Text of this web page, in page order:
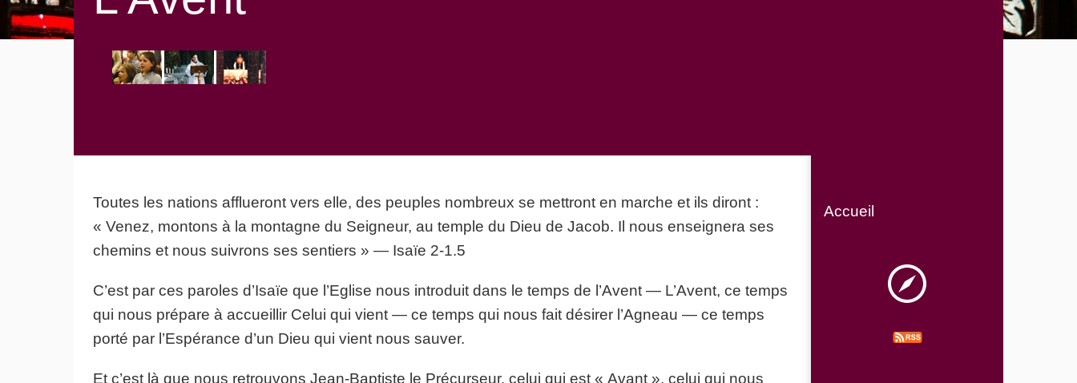
Toutes les nations afflueront vers elle, des peuples nombreux se mettront en marche et ils diront :
« Venez, montons à la montagne du Seigneur, au temple du Dieu de Jacob. Il nous enseignera ses
chemins et nous suivrons ses sentiers » — Isaïe 2-1.5
C’est par ces paroles d’Isaïe que l’Eglise nous introduit dans le temps de l’Avent — L’Avent, ce temps
qui nous prépare à accueillir Celui qui vient — ce temps qui nous fait désirer l’Agneau — ce temps
porté par l’Espérance d’un Dieu qui vient nous sauver.
Et c’est là que nous retrouvons Jean-Baptiste le Précurseur, celui qui est « Avant », celui qui nous
Accueil